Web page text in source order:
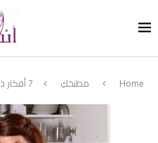
Home مطبخكِ 7 أفكار ذكية يمكن تطبيقها في مطبخك